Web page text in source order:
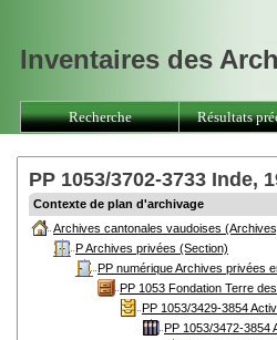
PP 1053/3702-3733 Inde,
Contexte de plan d'archivage
Archives cantonales vaudoises
P Archives privées (Section)
PP numérique Archives privées
PP 1053 Fondation Terre
PP 1053/3429-3854
PP 1053/3472-3854
Inventaires des
Recherche Résultats